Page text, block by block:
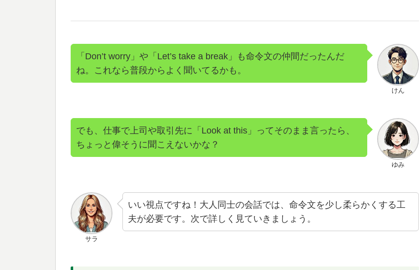
けん
「Don’t worry」や「Let’s take a break」も命令文の仲間だったんだ
ね。これなら普段からよく聞いてるかも。
ゆみ
でも、仕事で上司や取引先に「Look at this」ってそのまま言ったら、
ちょっと偉そうに聞こえないかな？
サラ
いい視点ですね！大人同士の会話では、命令文を少し柔らかくする工
夫が必要です。次で詳しく見ていきましょう。